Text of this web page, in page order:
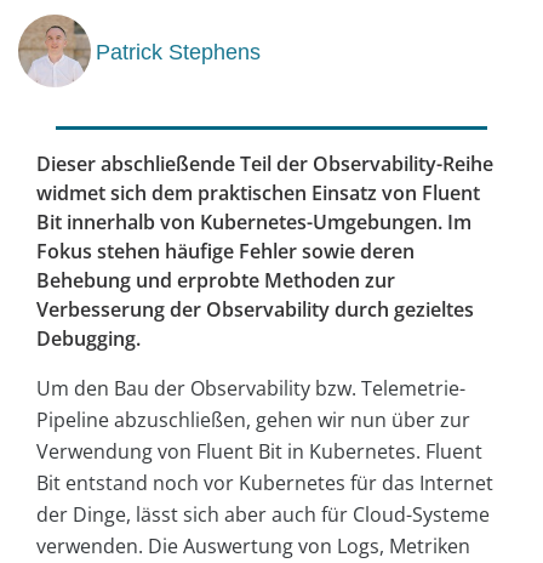
Patrick Stephens
Dieser abschließende Teil der Observability-Reihe
widmet sich dem praktischen Einsatz von Fluent
Bit innerhalb von Kubernetes-Umgebungen. Im
Fokus stehen häufige Fehler sowie deren
Behebung und erprobte Methoden zur
Verbesserung der Observability durch gezieltes
Debugging.
Um den Bau der Observability bzw. Telemetrie-
Pipeline abzuschließen, gehen wir nun über zur
Verwendung von Fluent Bit in Kubernetes. Fluent
Bit entstand noch vor Kubernetes für das Internet
der Dinge, lässt sich aber auch für Cloud-Systeme
verwenden. Die Auswertung von Logs, Metriken